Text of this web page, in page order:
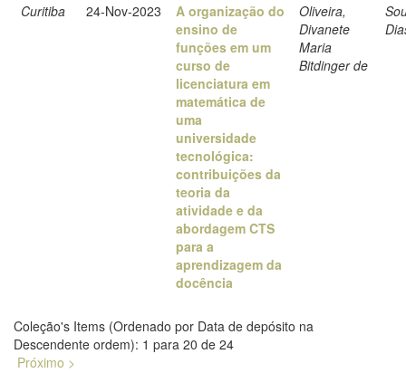
Curitiba 24-Nov-2023
A organização do
ensino de
funções em um
curso de
licenciatura em
matemática de
uma
universidade
tecnológica:
contribuições da
teoria da
atividade e da
abordagem CTS
para a
aprendizagem da
docência
Oliveira,
Divanete
Maria
Bitdinger de
Coleção's Items (Ordenado por Data de depósito na
Descendente ordem): 1 para 20 de 24
Próximo >